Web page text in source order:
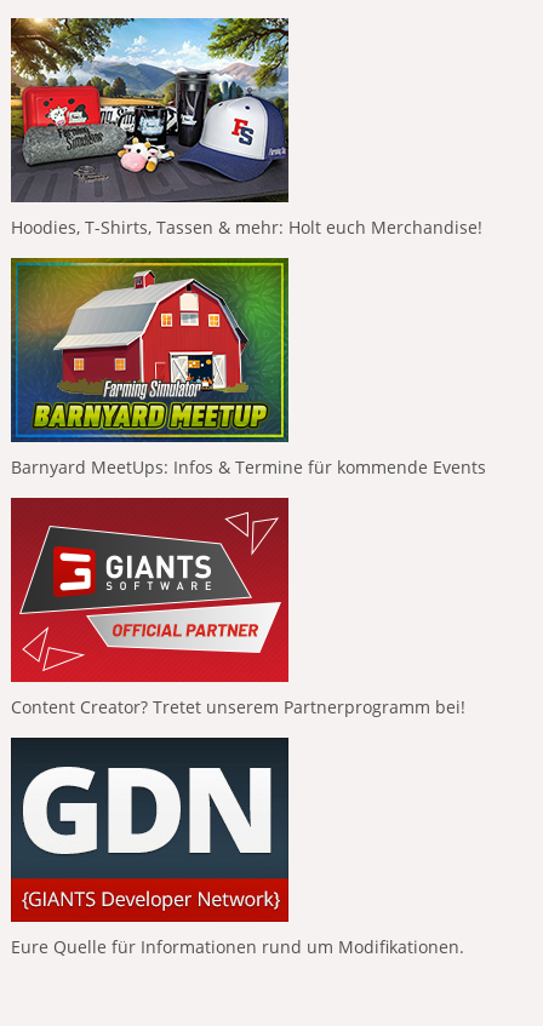
Hoodies, T-Shirts, Tassen & mehr: Holt euch Merchandise!
Barnyard MeetUps: Infos & Termine für kommende Events
Content Creator? Tretet unserem Partnerprogramm bei!
Eure Quelle für Informationen rund um Modifikationen.